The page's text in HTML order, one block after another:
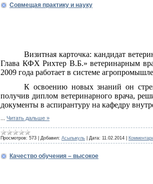
Совмещая практику и науку
Визитная карточка: кандидат
Глава КФХ Рихтер В.Б.» ветеринарным
2009 года работает в системе
К освоению новых знаний он
получив диплом ветеринарного врача,
документы в аспирантуру на кафедру
Читать дальше »
Просмотров: 573 Добавил: Асылыкуль Дата: 11.02.2014
Качество обучения – высокое